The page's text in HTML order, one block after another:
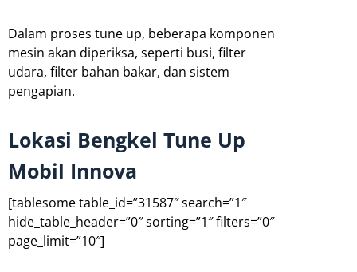
Dalam proses tune up, beberapa komponen
mesin akan diperiksa, seperti busi, filter
udara, filter bahan bakar, dan sistem
pengapian.
Lokasi Bengkel Tune Up
Mobil Innova
[tablesome table_id=”31587″ search=”1″
hide_table_header=”0″ sorting=”1″ filters=”0″
page_limit=”10″]